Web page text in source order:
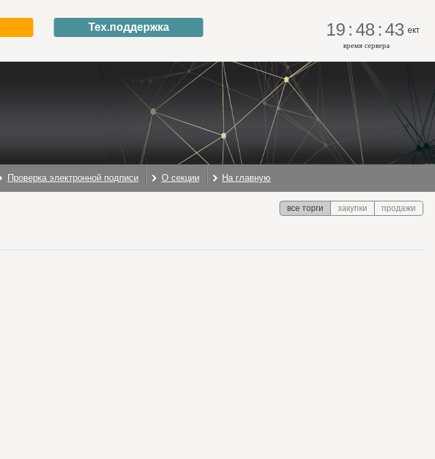
Тех.поддержка 19 : 48 : 43 ект
время сервера
Проверка электронной подписи О секции На главную
все торги закупки продажи